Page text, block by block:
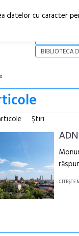
BIBLIOTECA
Ştiri
CITEŞTE
datelor cu caracter